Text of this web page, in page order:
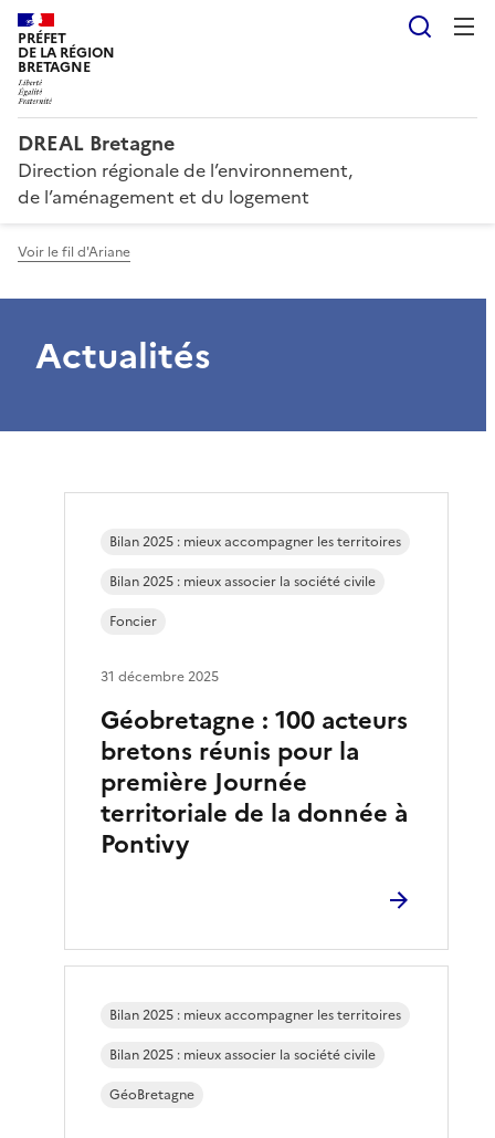
PRÉFET
DE LA RÉGION
BRETAGNE
DREAL Bretagne
Direction régionale de l’environnement,
de l’aménagement et du logement
Voir le fil d'Ariane
Actualités
Géobretagne : 100 acteurs
bretons réunis pour la
première Journée
territoriale de la donnée à
Pontivy
Bilan 2025 : mieux accompagner les territoires
Bilan 2025 : mieux associer la société civile
Foncier
31 décembre 2025
Bilan 2025 : mieux accompagner les territoires
Bilan 2025 : mieux associer la société civile
GéoBretagne